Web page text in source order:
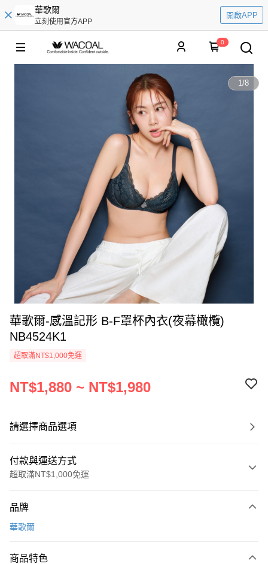
華歌爾
立刻使用官方APP
開啟APP
0
1/8
華歌爾-感溫記形 B-F罩杯內衣(夜幕橄欖)
NB4524K1
超取滿NT$1,000免運
NT$1,880 ~ NT$1,980
請選擇商品選項
付款與運送方式
超取滿NT$1,000免運
信用卡一次付款
LINE Pay
品牌
華歌爾
商品特色